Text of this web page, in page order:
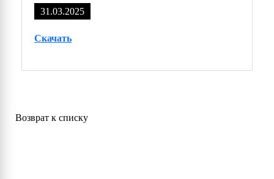
31.03.2025
Скачать
Возврат к списку